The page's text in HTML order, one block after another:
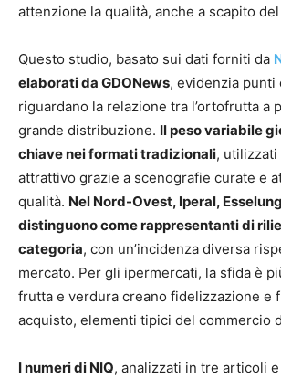
attenzione la qualità, anche a scapito
Questo studio, basato sui dati forniti da
elaborati da GDONews, evidenzia punti
riguardano la relazione tra l’ortofrutta a
grande distribuzione. Il peso variabile
chiave nei formati tradizionali, utilizzati
attrattivo grazie a scenografie curate e
qualità. Nel Nord-Ovest, Iperal,
distinguono come rappresentanti di
categoria, con un’incidenza diversa
mercato. Per gli ipermercati, la sfida è
frutta e verdura creano fidelizzazione e
acquisto, elementi tipici del commercio
I numeri di NIQ, analizzati in tre articoli